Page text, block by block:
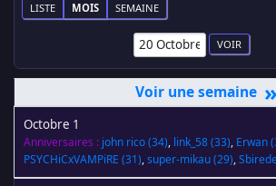
LISTE MOIS SEMAINE
»
Octobre 1
Anniversaires : john rico(34), link_58(33), Erwan
PSYCHiCxVAMPiRE (31),super-mikau(29),